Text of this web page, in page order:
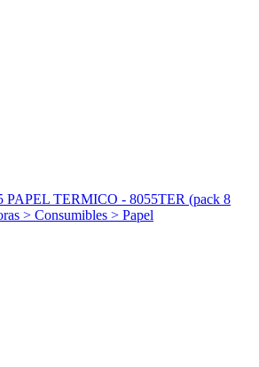
PAPEL TERMICO - 8055TER (pack 8
> Consumibles > Papel